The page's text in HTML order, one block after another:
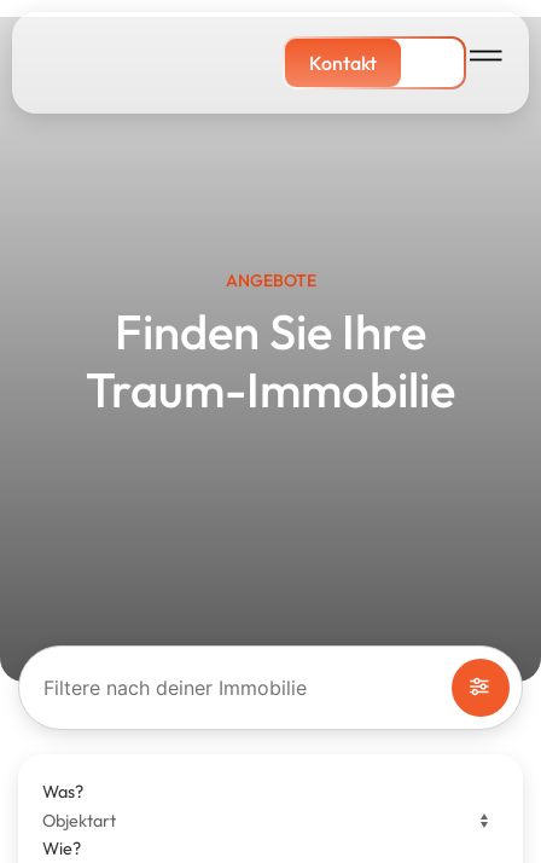
Kontakt
ANGEBOTE
Finden Sie Ihre
Traum-Immobilie
Filtere nach deiner Immobilie
Was?
Wie?